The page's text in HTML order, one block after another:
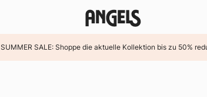
SUMMER SALE: Shoppe die aktuelle Kollektion bis zu 50%